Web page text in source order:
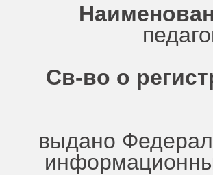
Св-во о
выдано